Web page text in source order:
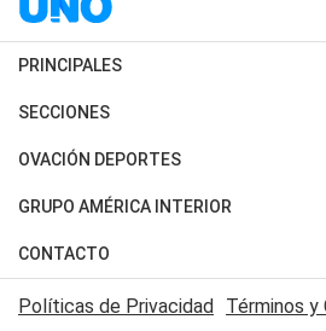
PRINCIPALES
Últimas Noticias
Política
Judiciales
Economia
SECCIONES
Horóscopo
Motores
Trucos caseros
Series y Películas
OVACIÓN DEPORTES
Fútbol
Mundial
Automovilismo
Rugby
GRUPO AMÉRICA INTERIOR
Canal 7 en Vivo
CONTACTO
Acerca de Nosotros
Políticas de Privacidad Términos y